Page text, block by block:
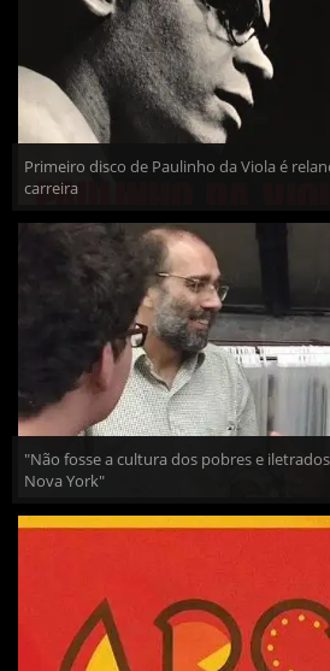
Primeiro disco de Paulinho da Viola é
carreira
"Não fosse a cultura dos pobres e
Nova York"